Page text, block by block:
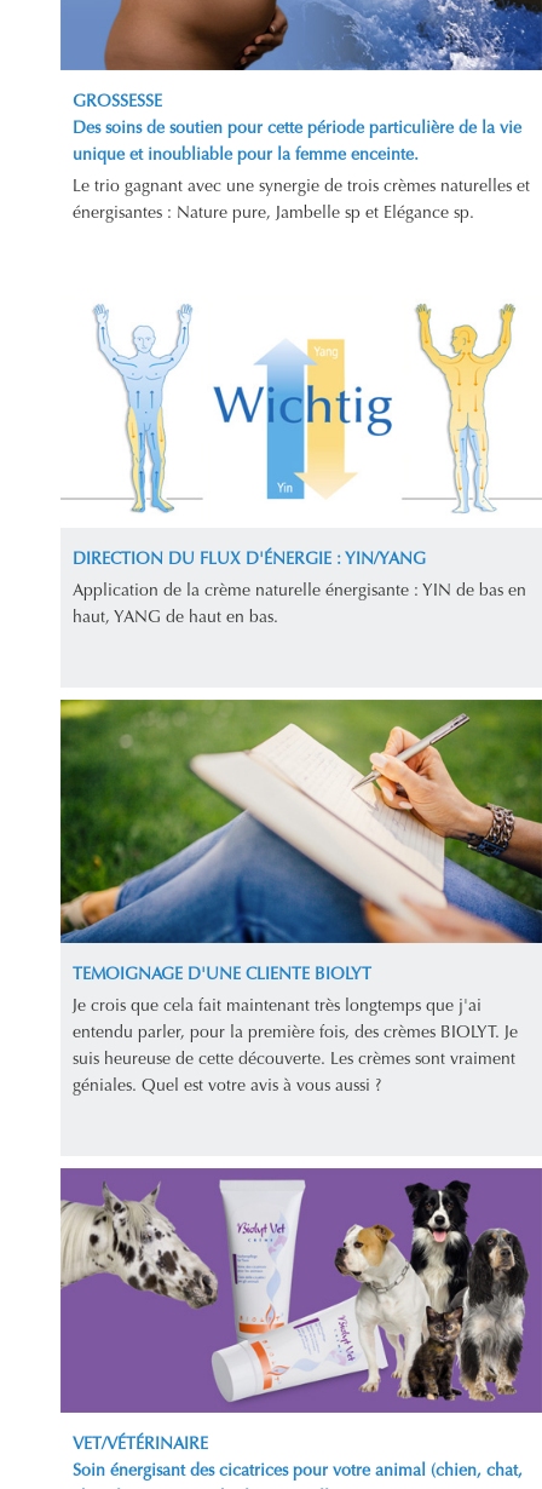
GROSSESSE
Des soins de soutien pour cette période particulière de la vie
unique et inoubliable pour la femme enceinte.
Le trio gagnant avec une synergie de trois crèmes naturelles et
énergisantes : Nature pure, Jambelle sp et Elégance sp.
DIRECTION DU FLUX D'ÉNERGIE : YIN/YANG
Application de la crème naturelle énergisante : YIN de bas en
haut, YANG de haut en bas.
TEMOIGNAGE D'UNE CLIENTE BIOLYT
Je crois que cela fait maintenant très longtemps que j'ai
entendu parler, pour la première fois, des crèmes BIOLYT. Je
suis heureuse de cette découverte. Les crèmes sont vraiment
géniales. Quel est votre avis à vous aussi ?
VET/VÉTÉRINAIRE
Soin énergisant des cicatrices pour votre animal (chien, chat,